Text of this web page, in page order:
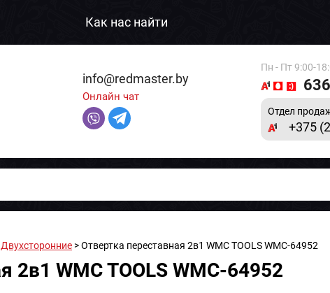
Как нас найти
info@redmaster.by
Онлайн чат
Пн - Пт 9:00-
Отдел
+375
Двухсторонние > Отвертка переставная 2в1 WMC TOOLS WMC-64952
2в1 WMC TOOLS WMC-64952